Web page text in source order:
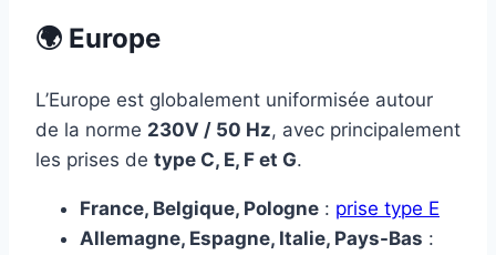
🌍 Europe
L’Europe est globalement uniformisée autour
de la norme 230V / 50 Hz, avec principalement
les prises de type C, E, F et G.
France, Belgique, Pologne : prise type E
Allemagne, Espagne, Italie, Pays-Bas :